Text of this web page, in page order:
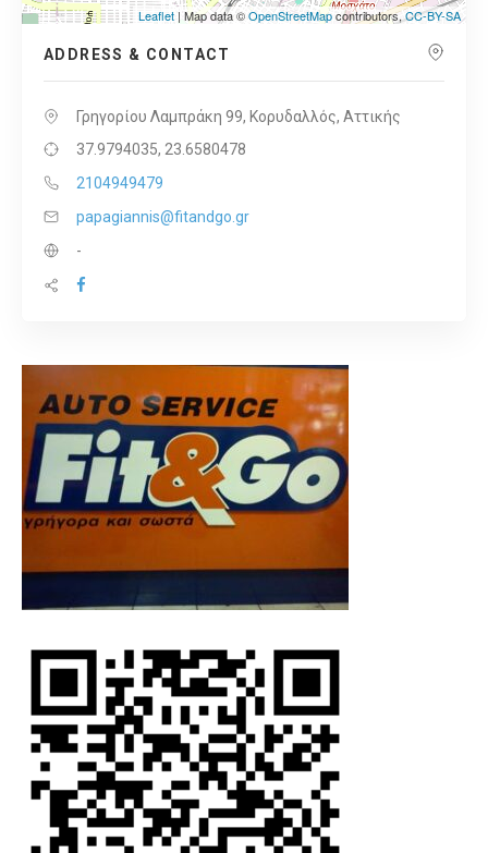
Leaflet | Map data ©OpenStreetMapcontributors,CC-BY-SA
ADDRESS & CONTACT
Γρηγορίου Λαμπράκη 99, Κορυδαλλός, Αττικής
37.9794035, 23.6580478
2104949479
papagiannis@fitandgo.gr
-